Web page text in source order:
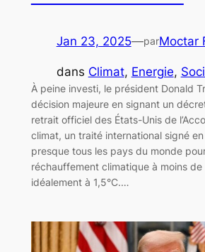
Jan 23, 2025—parMoctar
dans Climat, Energie,
À peine investi, le président Donald
décision majeure en signant un
retrait officiel des États-Unis de
climat, un traité international signé
presque tous les pays du monde
réchauffement climatique à moins de
idéalement à 1,5°C.…